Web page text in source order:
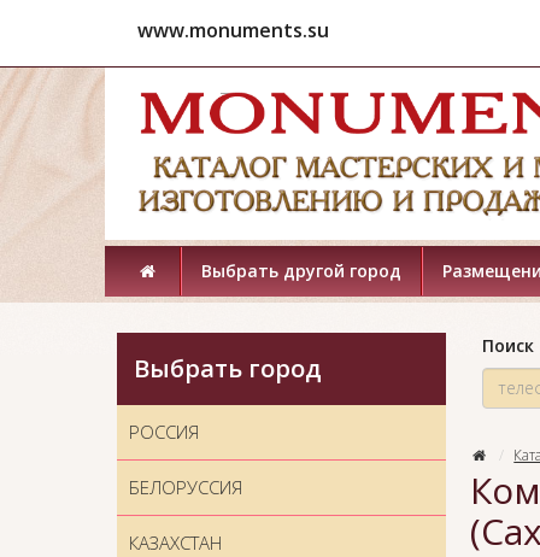
www.monuments.su
Выбрать другой город
Поиск
Выбрать город
РОССИЯ
БЕЛОРУССИЯ
КАЗАХСТАН